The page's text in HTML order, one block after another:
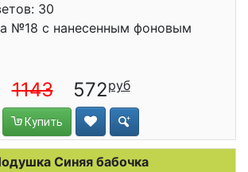
30
№18 с нанесенным фоновым
1143 572
Купить
Синяя бабочка